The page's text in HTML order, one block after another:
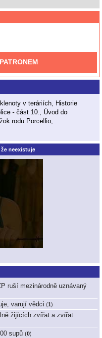
v teráriích, Historie
- část 10., Úvod do
rodu Porcellio;
neexistuje
ruší mezinárodně uznávaný
varují vědci (1)
žijících zvířat a zvířat
supů (0)